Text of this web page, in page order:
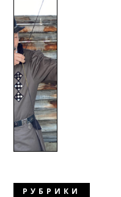
РУБРИКИ